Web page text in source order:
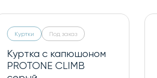
Куртки Под заказ
Куртка с капюшоном
PROTONE CLIMB